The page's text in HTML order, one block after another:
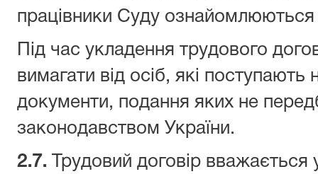
працівники Суду ознайомлюються
Під час укладення трудового
вимагати від осіб, які поступають
документи, подання яких не
законодавством України.
2.7. Трудовий договір вважається